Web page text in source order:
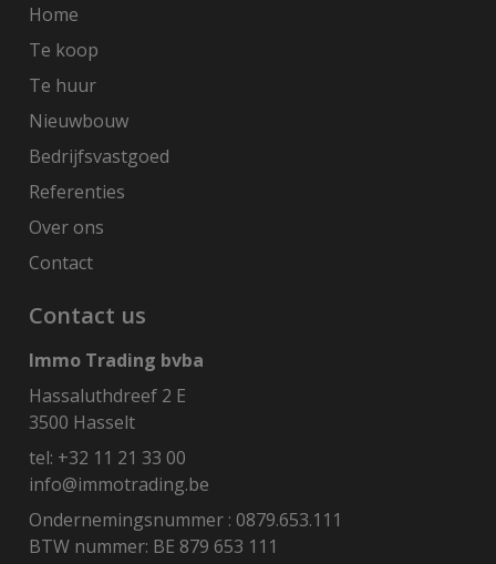
Home
Te koop
Te huur
Nieuwbouw
Bedrijfsvastgoed
Referenties
Over ons
Contact
Contact us
Immo Trading bvba
Hassaluthdreef 2 E
3500 Hasselt
tel: +32 11 21 33 00
info@immotrading.be
Ondernemingsnummer : 0879.653.111
BTW nummer: BE 879 653 111